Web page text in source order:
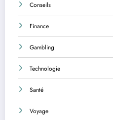
Conseils
Finance
Gambling
Technologie
Santé
Voyage